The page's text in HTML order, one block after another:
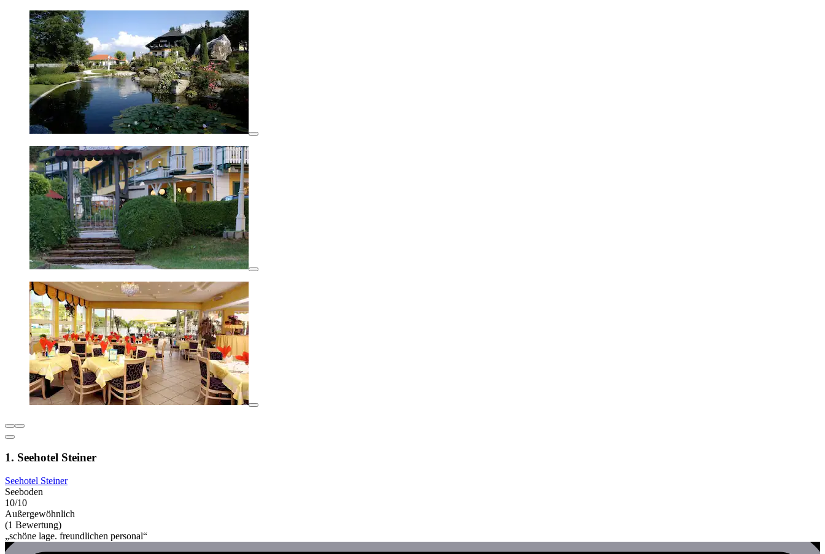
1. Seehotel Steiner
Seehotel Steiner
Seeboden
10/10
Außergewöhnlich
(1 Bewertung)
„schöne lage. freundlichen personal“